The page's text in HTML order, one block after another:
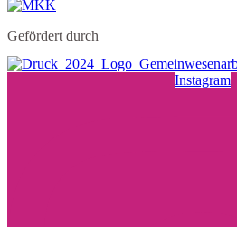
Gefördert durch
Instagram